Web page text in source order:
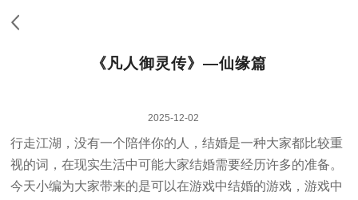
《凡人御灵传》—仙缘篇
2025-12-02
行走江湖，没有一个陪伴你的人，结婚是一种大家都比较重
视的词，在现实生活中可能大家结婚需要经历许多的准备。
今天小编为大家带来的是可以在游戏中结婚的游戏，游戏中